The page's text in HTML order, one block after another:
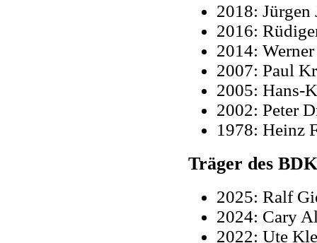
2018: Jürgen
2016:
2014:
2007: Paul
2005: Hans-
2002: Peter
1978: Heinz
Träger des
2025: Ralf
2024: Cary
2022: Ute